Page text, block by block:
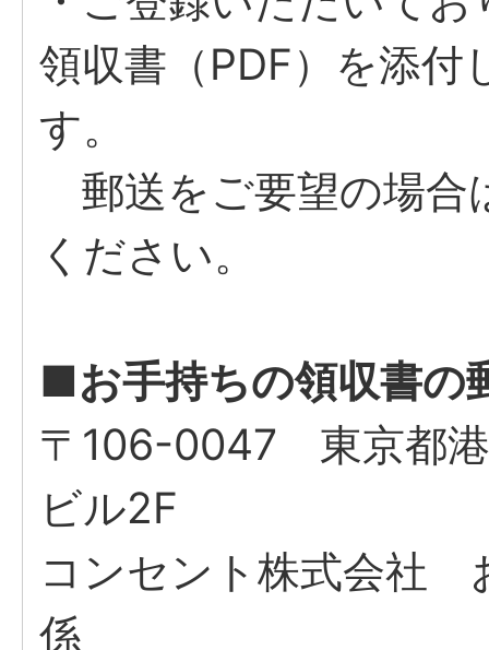
領収書（PDF）を添
す。
郵送をご要望の場合
ください。
■お手持ちの領収書の
〒106-0047 東京都
ビル2F
コンセント株式会社
係